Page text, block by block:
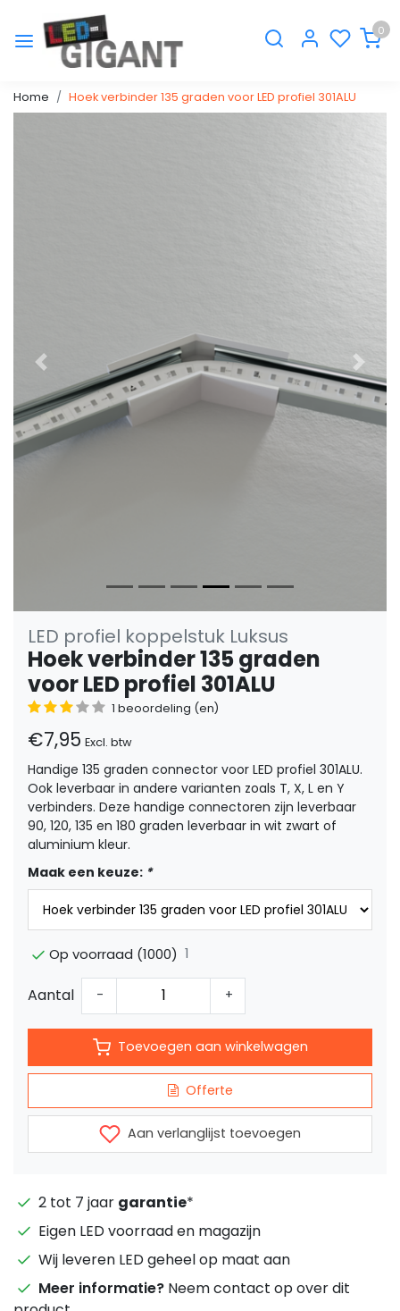
0
Home Hoek verbinder 135 graden voor LED profiel 301ALU
Vorige
LED profiel koppelstuk Luksus
Hoek verbinder 135 graden
voor LED profiel 301ALU
1 beoordeling (en)
€7,95 Excl. btw
Handige 135 graden connector voor LED profiel 301ALU.
Ook leverbaar in andere varianten zoals T, X, L en Y
verbinders. Deze handige connectoren zijn leverbaar
90, 120, 135 en 180 graden leverbaar in wit zwart of
aluminium kleur.
Maak een keuze: *
Op voorraad (1000) 1
Aantal - +
Toevoegen aan winkelwagen
Offerte
Aan verlanglijst toevoegen
2 tot 7 jaar garantie*
Eigen LED voorraad en magazijn
Wij leveren LED geheel op maat aan
Meer informatie? Neem contact op over dit